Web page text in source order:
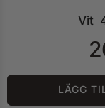
Vit
LÄGG